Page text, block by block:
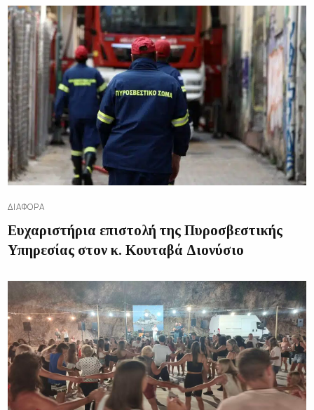
ΔΙΑΦΟΡΑ
Ευχαριστήρια επιστολή της Πυροσβεστικής
Υπηρεσίας στον κ. Κουταβά Διονύσιο